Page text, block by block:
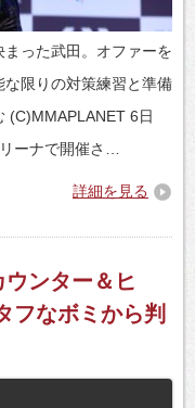
まった武田。オファーを
限りの対策練習と準備
(C)MMAPLANET 6日
ーナで開催さ…
詳細を見る
ウンター＆ヒ
フなボミから判